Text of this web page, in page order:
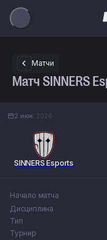
Матчи
Матч SINNERS
2 июн. 2026
SINNERS Esports
Начало матча
Дисциплина
Тип
Турнир